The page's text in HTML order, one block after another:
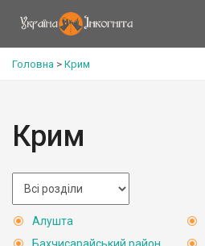
Головна > Крим
Крим
Алушта